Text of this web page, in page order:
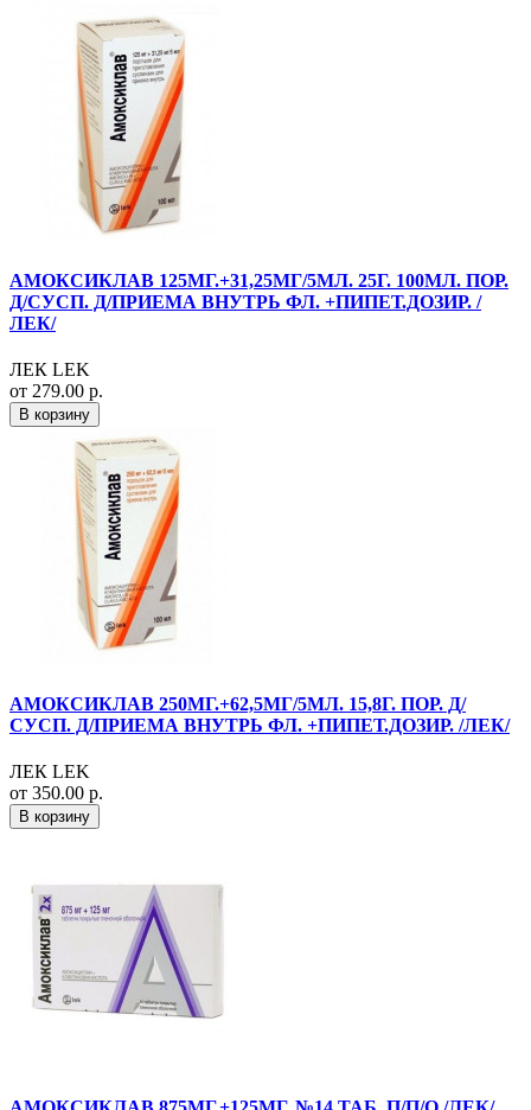
АМОКСИКЛАВ 125МГ.+31,25МГ/5МЛ. 25Г. 100МЛ. ПОР.
Д/СУСП. Д/ПРИЕМА ВНУТРЬ ФЛ. +ПИПЕТ.ДОЗИР. /
ЛЕК/
ЛЕК LEK
от 279.00 р.
В корзину
АМОКСИКЛАВ 250МГ.+62,5МГ/5МЛ. 15,8Г. ПОР. Д/
СУСП. Д/ПРИЕМА ВНУТРЬ ФЛ. +ПИПЕТ.ДОЗИР. /ЛЕК/
ЛЕК LEK
от 350.00 р.
В корзину